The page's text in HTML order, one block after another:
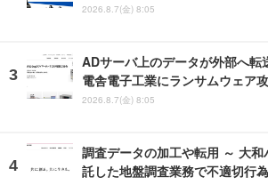
2026.8.7(金) 8:05
ADサーバ上のデータが外部へ
電舎電子工業にランサムウェア
2026.8.7(金) 8:05
調査データの加工や転用 ～ 大
託した地盤調査業務で不適切行為